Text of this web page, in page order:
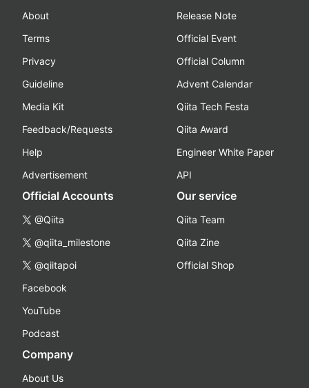
About
Terms
Privacy
Guideline
Media Kit
Feedback/Requests
Help
Advertisement
Release Note
Official Event
Official Column
Advent Calendar
Qiita Tech Festa
Qiita Award
Engineer White Paper
API
Official Accounts
@Qiita
@qiita_milestone
@qiitapoi
Facebook
YouTube
Podcast
Our service
Qiita Team
Qiita Zine
Official Shop
Company
About Us